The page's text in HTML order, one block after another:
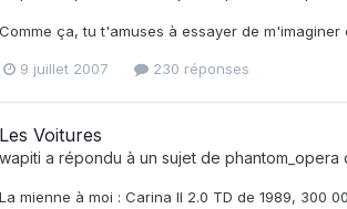
Comme ça, tu t'amuses à essayer de m'imaginer
9 juillet 2007 230 réponses
Les Voitures
wapiti a répondu à un sujet de phantom_opera
La mienne à moi : Carina II 2.0 TD de 1989, 300